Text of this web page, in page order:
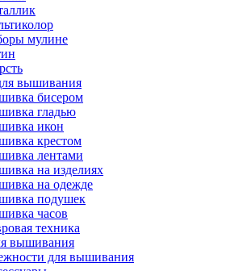
мулине
вышивания
бисером
гладью
икон
крестом
лентами
на изделиях
на одежде
подушек
часов
техника
вышивания
для вышивания